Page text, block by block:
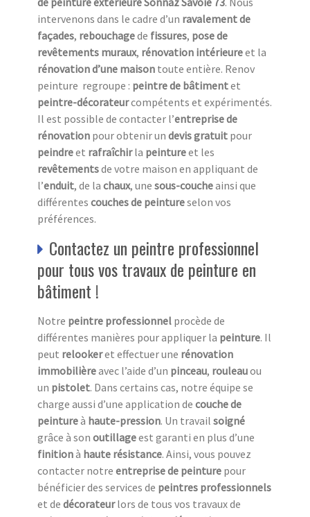
intervenons dans le cadre d’un ravalementde
façades, rebouchagede fissures, pose de
revêtements muraux, rénovation intérieureet la
rénovation d’une maison toute entière. Renov
peinture regroupe : peintre de bâtimentet
peintre-décorateurcompétents et expérimentés.
Il est possible de contacter l’entreprise de
rénovation pour obtenir un devis gratuit pour
peindreet rafraîchirla peintureet les
revêtementsde votre maison en appliquant de
l’enduit, de la chaux, une sous-coucheainsi que
différentes couches de peintureselon vos
préférences.
Contactez un peintre professionnel
pour tous vos travaux de peinture en
bâtiment !
Notre peintre professionnel procède de
différentes manières pour appliquer la peinture. Il
peut relookeret effectuer une rénovation
immobilièreavec l’aide d’un pinceau, rouleauou
un pistolet. Dans certains cas, notre équipe se
charge aussi d’une application de couche de
peintureà haute-pression. Un travail soigné
grâce à son outillageest garanti en plus d’une
finitionà haute résistance. Ainsi, vous pouvez
contacter notre entreprise de peinture pour
bénéficier des services de peintres professionnels
et de décorateurlors de tous vos travaux de